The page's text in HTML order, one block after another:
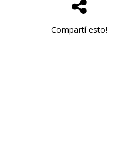
Compartí esto!